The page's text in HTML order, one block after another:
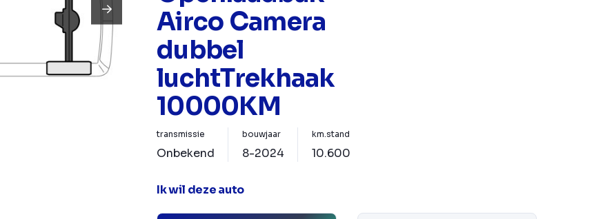
Airco Camera
dubbel
luchtTrekhaak
10000KM
transmissie
Onbekend
bouwjaar
8-2024
km.stand
10.600
Ik wil deze auto